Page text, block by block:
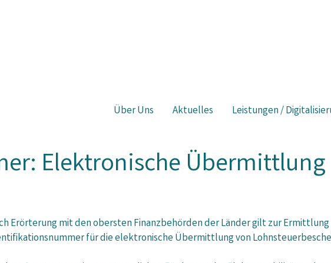
Über Uns Aktuelles Leistungen /
Elektronische Übermittlung
Erörterung mit den obersten Finanzbehörden der Länder gilt zur
für die elektronische Übermittlung von